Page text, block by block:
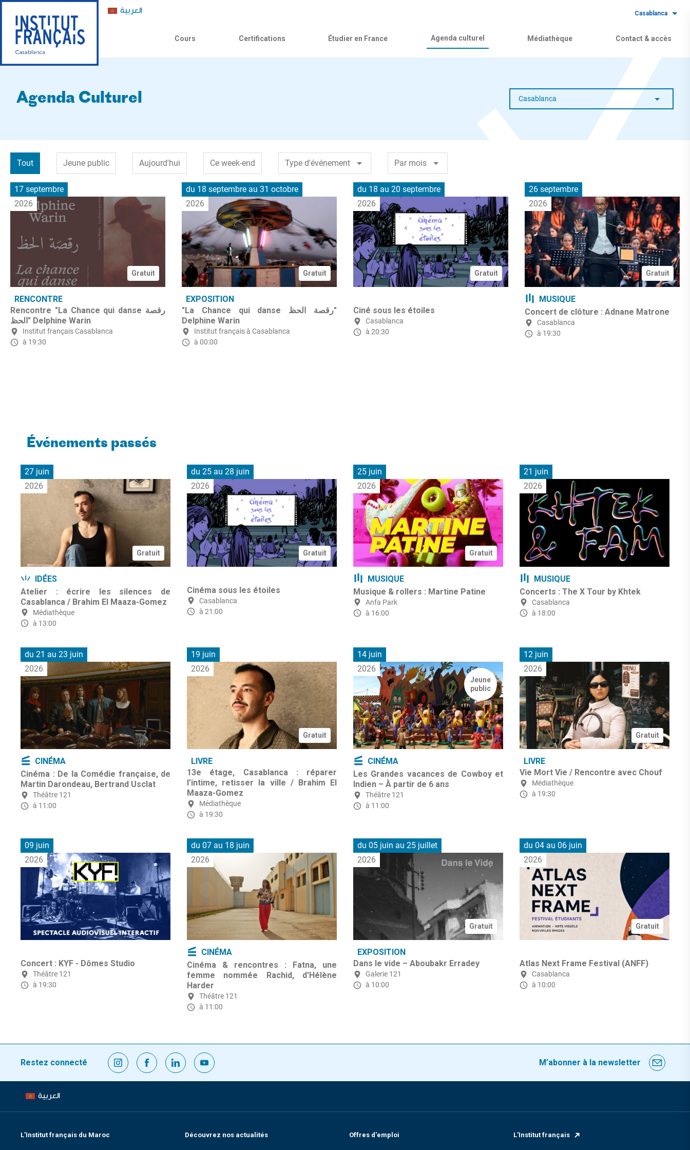
العربية Casablanca
Cours Certifications Étudier en France Agenda culturel Médiathèque Contact & accès
Agenda Culturel Casablanca
Tout Jeune public Aujourd'hui Ce week-end Type d'événement Par mois
17 septembre
2026
Gratuit
RENCONTRE
Rencontre "La Chance qui danse رقصة
الحظ" Delphine Warin
Institut français Casablanca
à 19:30
du 18 septembre au 31 octobre
2026
Gratuit
EXPOSITION
"La Chance qui danse رقصة الحظ"
Delphine Warin
Institut français à Casablanca
à 00:00
du 18 au 20 septembre
2026
Gratuit
Ciné sous les étoiles
Casablanca
à 20:30
26 septembre
2026
Gratuit
MUSIQUE
Concert de clôture : Adnane Matrone
Casablanca
à 19:30
Événements passés
27 juin
2026
Gratuit
IDÉES
Atelier : écrire les silences de
Casablanca / Brahim El Maaza-Gomez
Médiathèque
à 13:00
du 25 au 28 juin
2026
Gratuit
Cinéma sous les étoiles
Casablanca
à 21:00
25 juin
2026
Gratuit
MUSIQUE
Musique & rollers : Martine Patine
Anfa Park
à 16:00
21 juin
2026
MUSIQUE
Concerts : The X Tour by Khtek
Casablanca
à 18:00
du 21 au 23 juin
2026
CINÉMA
Cinéma : De la Comédie française, de
Martin Darondeau, Bertrand Usclat
Théâtre 121
à 11:00
19 juin
2026
Gratuit
LIVRE
13e étage, Casablanca : réparer
l’intime, retisser la ville / Brahim El
Maaza-Gomez
Médiathèque
à 19:30
14 juin
2026
Jeune
public
CINÉMA
Les Grandes vacances de Cowboy et
Indien – À partir de 6 ans
Théâtre 121
à 11:00
12 juin
2026
Gratuit
LIVRE
Vie Mort Vie / Rencontre avec Chouf
Médiathèque
à 19:30
09 juin
2026
Concert : KYF - Dômes Studio
Théâtre 121
à 19:30
du 07 au 18 juin
2026
CINÉMA
Cinéma & rencontres : Fatna, une
femme nommée Rachid, d'Hélène
Harder
Théâtre 121
à 11:00
du 05 juin au 25 juillet
2026
Gratuit
EXPOSITION
Dans le vide – Aboubakr Erradey
Galerie 121
à 10:00
du 04 au 06 juin
2026
Gratuit
Atlas Next Frame Festival (ANFF)
Casablanca
à 10:00
Restez connecté M’abonner à la newsletter
العربية
L’Institut français du Maroc Découvrez nos actualités Offres d'emploi L’Institut français